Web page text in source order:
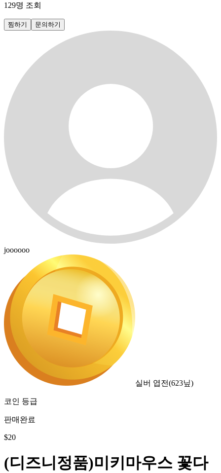
129명 조회
찜하기 문의하기
joooooo
실버 엽전(623닢)
코인 등급
판매완료
$20
(디즈니정품)미키마우스 꽃다